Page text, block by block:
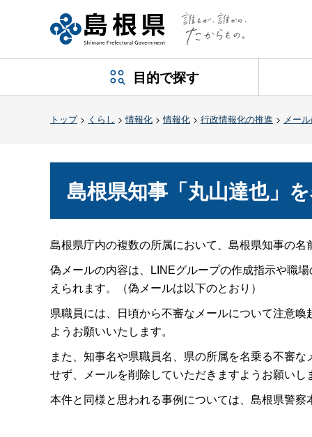
目的で探す
トップ> くらし >情報化 >情報化 > 行政情報化の推進 > メー
島根県知事「丸山達也」
島根県庁内の複数の所属において、島根県知事の
偽メールの内容は、LINEグループの作成指示や職
えられます。（偽メールは以下のとおり）
県職員には、日頃から不審なメールについて注意
ようお願いいたします。
また、知事名や県職員名、県の所属を名乗る不審
せず、メールを削除していただきますようお願いし
本件と同様と思われる事例については、島根県警